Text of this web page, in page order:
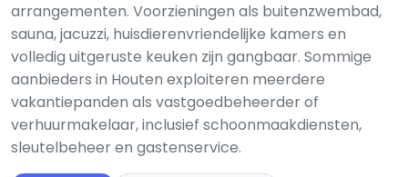
arrangementen. Voorzieningen als buitenzwembad,
sauna, jacuzzi, huisdierenvriendelijke kamers en
volledig uitgeruste keuken zijn gangbaar. Sommige
aanbieders in Houten exploiteren meerdere
vakantiepanden als vastgoedbeheerder of
verhuurmakelaar, inclusief schoonmaakdiensten,
sleutelbeheer en gastenservice.